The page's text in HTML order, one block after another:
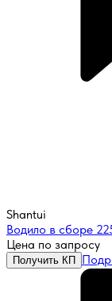
Shantui
Водило в сборе
Цена по запросу
Получить КП